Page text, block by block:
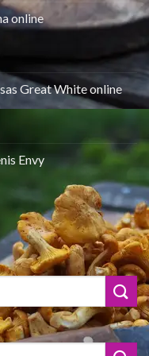
online
Great White online
Envy